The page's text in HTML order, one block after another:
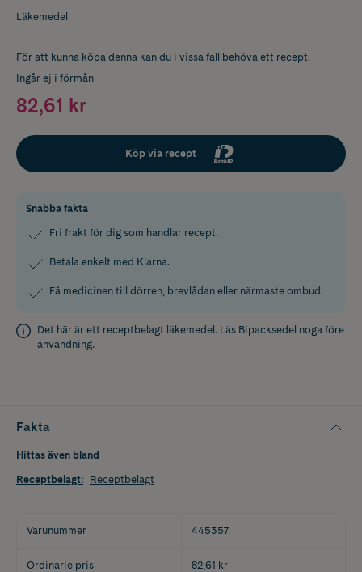
Läkemedel
För att kunna köpa denna kan du i vissa fall behöva ett recept.
Ingår ej i förmån
82,61 kr
Köp via recept
Snabba fakta
Fri frakt för dig som handlar recept.
Betala enkelt med Klarna.
Få medicinen till dörren, brevlådan eller närmaste ombud.
Det här är ett receptbelagt läkemedel. Läs Bipacksedel noga före
användning.
Fakta
Hittas även bland
Receptbelagt: Receptbelagt
Varunummer 445357
Ordinarie pris 82,61 kr